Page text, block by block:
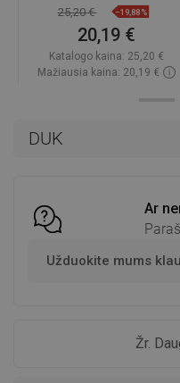
DUK
Ar
Užduokite mums
Žr.
25,20 € −19,88%
20,19 €
Katalogo kaina: 25,20 €
Mažiausia kaina: 20,19 €